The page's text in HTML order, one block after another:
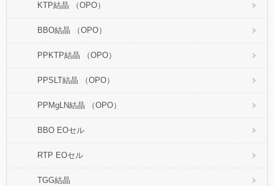
KTP結晶 （OPO）
BBO結晶 （OPO）
PPKTP結晶 （OPO）
PPSLT結晶 （OPO）
PPMgLN結晶 （OPO）
BBO EOセル
RTP EOセル
TGG結晶